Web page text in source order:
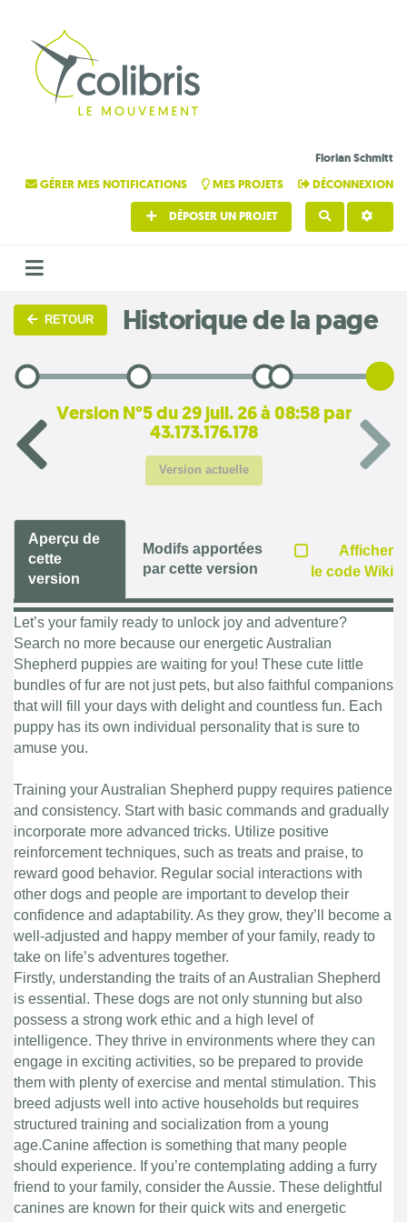
Florian Schmitt
GÉRER MES NOTIFICATIONS
MES PROJETS DÉCONNEXION
DÉPOSER UN PROJET
RETOUR Historique de la page
Version N°5 du 29 juil. 26 à 08:58 par
43.173.176.178
Version actuelle
Aperçu de
cette
version
Modifs apportées
par cette version
Afficher
le code Wiki